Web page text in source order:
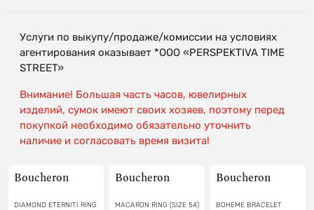
Услуги по выкупу/продаже/комиссии на условиях
агентирования оказывает *OOO «PERSPEKTIVA TIME
STREET»
Внимание! Большая часть часов, ювелирных
изделий, сумок имеют своих хозяев, поэтому перед
покупкой необходимо обязательно уточнить
наличие и согласовать время визита!
Boucheron
DIAMOND ETERNITI RING
Boucheron
MACARON RING (SIZE 54)
Boucheron
BOHEME BRACELET